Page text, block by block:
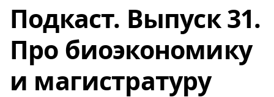
Подкаст. Выпуск 31.
Про биоэкономику
и магистратуру